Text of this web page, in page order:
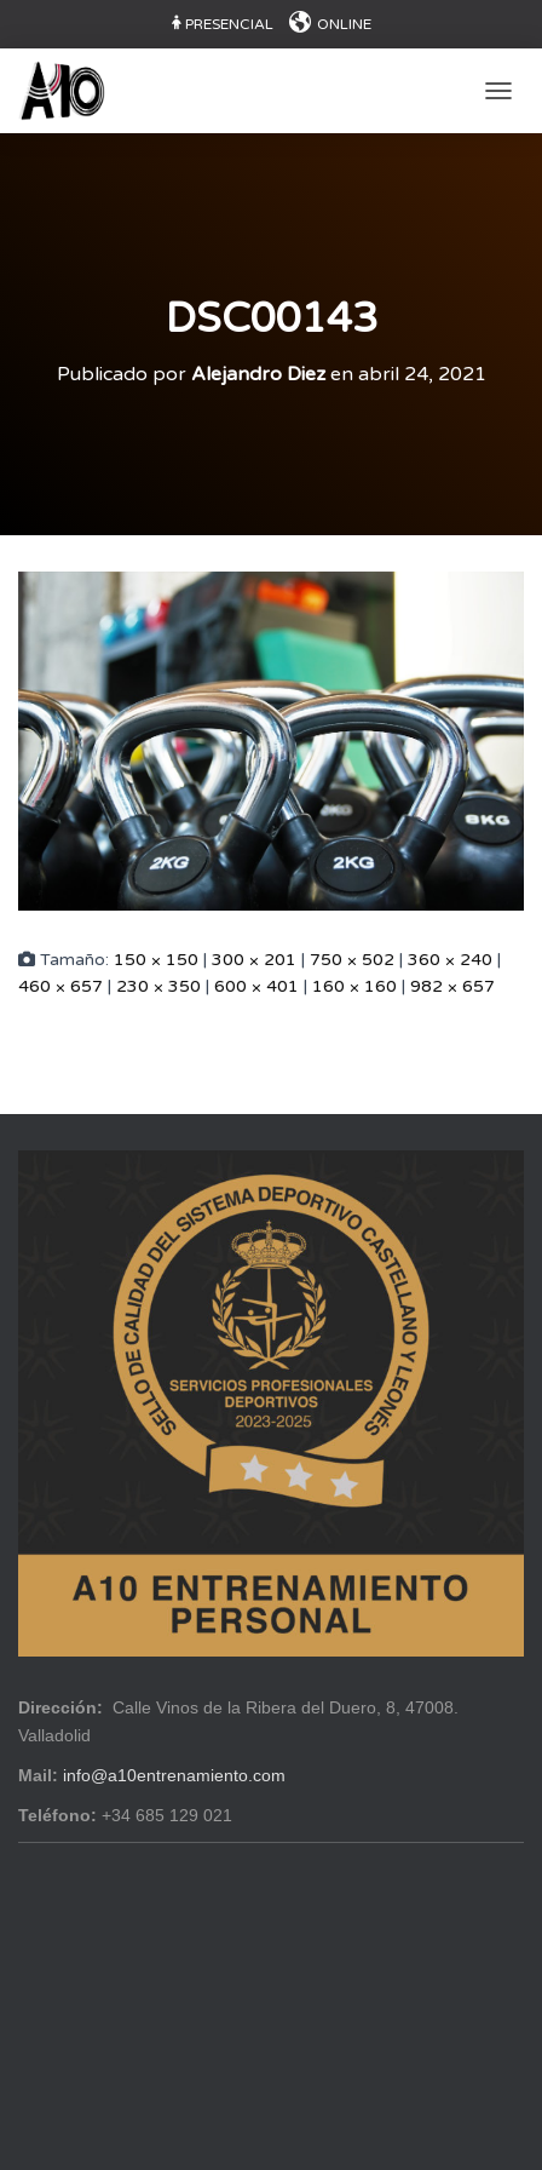
PRESENCIAL ONLINE
DSC00143
Publicado por Alejandro Diezen abril 24, 2021
Tamaño: 150 × 150 | 300 × 201 | 750 × 502 | 360 × 240 |
460 × 657 | 230 × 350 | 600 × 401 | 160 × 160 | 982 × 657
Dirección: Calle Vinos de la Ribera del Duero, 8, 47008.
Valladolid
Mail: info@a10entrenamiento.com
Teléfono: +34 685 129 021